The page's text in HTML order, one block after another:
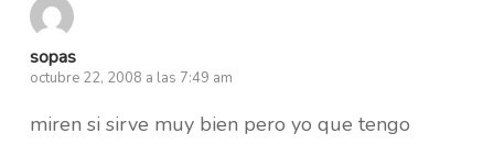
sopas
octubre 22, 2008 a las 7:49 am
miren si sirve muy bien pero yo que tengo